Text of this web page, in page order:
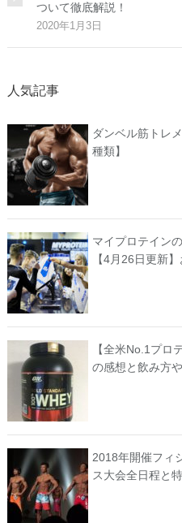
ついて徹底解説！
2020年1月3日
人気記事
ダンベル筋トレ
種類】
マイプロテイン
【4月26日更新
【全米No.1プロ
の感想と飲み方
2018年開催フィ
ス大会全日程と